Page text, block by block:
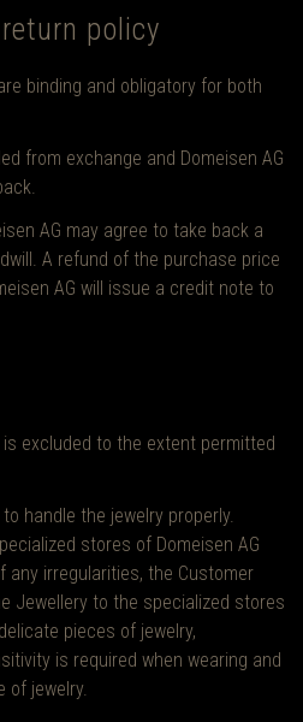
policy
binding and obligatory for both
from exchange and Domeisen AG
AG may agree to take back a
A refund of the purchase price
AG will issue a credit note to
excluded to the extent permitted
handle the jewelry properly.
stores of Domeisen AG
any irregularities, the Customer
Jewellery to the specialized stores
pieces of jewelry,
is required when wearing and
of jewelry.